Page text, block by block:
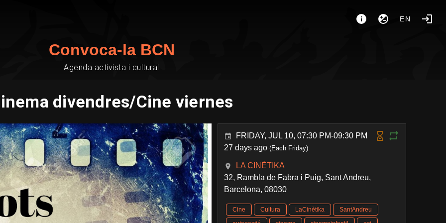
EN
Convoca-la BCN
Agenda activista i cultural
divendres/Cine viernes
FRIDAY, JUL 10, 07:30 PM-09:30 PM
27 days ago (Each Friday)
LA CINÈTIKA
32, Rambla de Fabra i Puig, Sant Andreu,
Barcelona, 08030
Cine Cultura LaCinètika
SantAndreu